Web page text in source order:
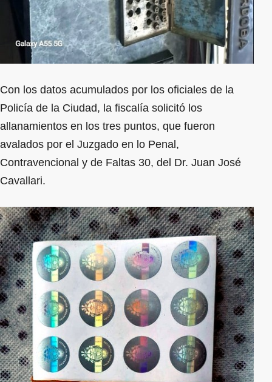
Con los datos acumulados por los oficiales de la
Policía de la Ciudad, la fiscalía solicitó los
allanamientos en los tres puntos, que fueron
avalados por el Juzgado en lo Penal,
Contravencional y de Faltas 30, del Dr. Juan José
Cavallari.